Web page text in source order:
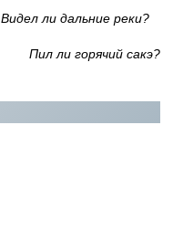
Видел ли дальние реки?
Пил ли горячий сакэ?